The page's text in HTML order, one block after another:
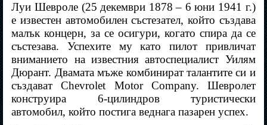
Луи Шевроле (25 декември 1878 – 6 юни 1941 г.)
е известен автомобилен състезател, който създава
малък концерн, за се осигури, когато спира да се
състезава. Успехите му като пилот привличат
вниманието на известния автоспециалист Уилям
Дюрант. Двамата мъже комбинират талантите си и
създават Chevrolet Motor Company. Шевролет
конструира 6-цилиндров туристически
автомобил, който постига веднага пазарен успех.